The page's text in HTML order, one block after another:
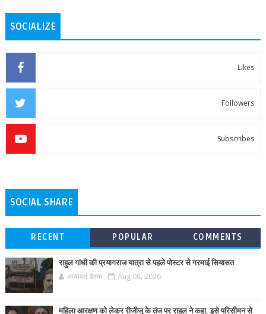
SOCIALIZE
Likes
Followers
Subscribes
SOCIAL SHARE
RECENT POPULAR COMMENTS
राहुल गांधी की प्रयागराज यात्रा से पहले पोस्टर से गरमाई सियासत
आर्यावर्त डेस्क Aug 08, 2026
महिला आरक्षण को लेकर रीजीजू के तंज पर राहुल ने कहा, इसे परिसीमन से